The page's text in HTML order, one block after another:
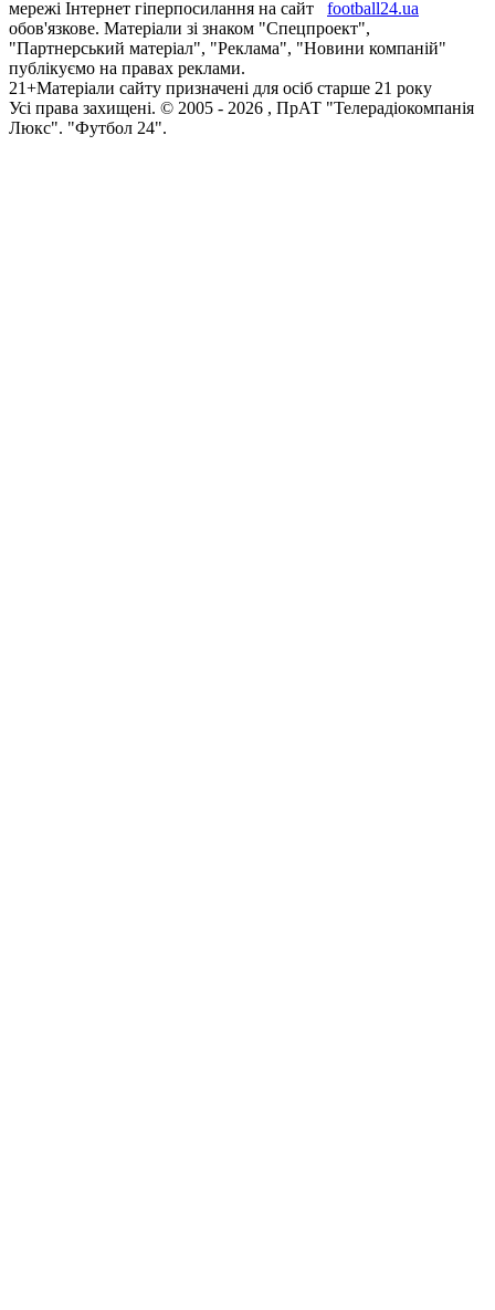
мережі Інтернет гіперпосилання на сайт
football24.ua
обов'язкове. Матеріали зі знаком "Спецпроект",
"Партнерський матеріал", "Реклама", "Новини компаній"
публікуємо на правах реклами.
21+Матеріали сайту призначені для осіб старше 21 року
Усi права захищенi. © 2005 - 2026 , ПрАТ "Телерадіокомпанія
Люкс". "Футбол 24".